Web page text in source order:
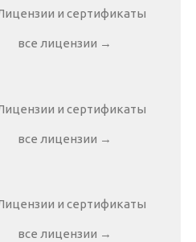
все лицензии →
все лицензии →
все лицензии →